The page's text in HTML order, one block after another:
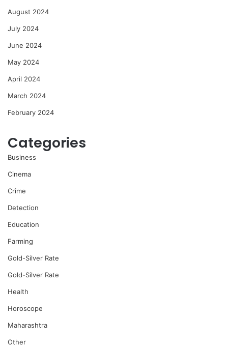
August 2024
July 2024
June 2024
May 2024
April 2024
March 2024
February 2024
Categories
Business
Cinema
Crime
Detection
Education
Farming
Gold-Silver Rate
Gold-Silver Rate
Health
Horoscope
Maharashtra
Other